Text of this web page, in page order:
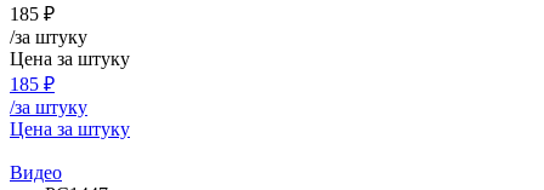
185 ₽
/за штуку
Цена за штуку
185 ₽
/за штуку
Цена за штуку
Видео